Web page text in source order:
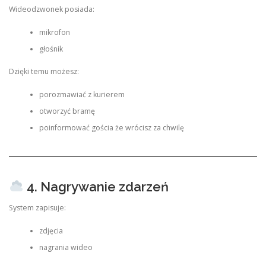
Wideodzwonek posiada:
mikrofon
głośnik
Dzięki temu możesz:
porozmawiać z kurierem
otworzyć bramę
poinformować gościa że wrócisz za chwilę
4. Nagrywanie zdarzeń
System zapisuje:
zdjęcia
nagrania wideo